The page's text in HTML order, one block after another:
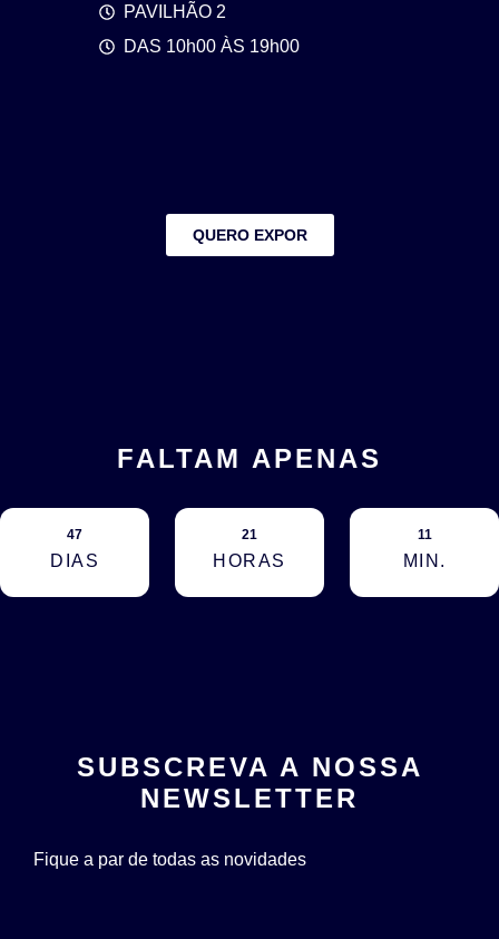
PAVILHÃO 2
DAS 10h00 ÀS 19h00
QUERO EXPOR
FALTAM APENAS
47
DIAS
21
HORAS
11
MIN.
SUBSCREVA A NOSSA
NEWSLETTER
Fique a par de todas as novidades